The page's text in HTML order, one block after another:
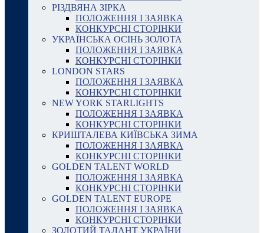
РІЗДВЯНА ЗІРКА
ПОЛОЖЕННЯ І ЗАЯВКА
КОНКУРСНІ СТОРІНКИ
УКРАЇНСЬКА ОСІНЬ ЗОЛОТА
ПОЛОЖЕННЯ І ЗАЯВКА
КОНКУРСНІ СТОРІНКИ
LONDON STARS
ПОЛОЖЕННЯ І ЗАЯВКА
КОНКУРСНІ СТОРІНКИ
NEW YORK STARLIGHTS
ПОЛОЖЕННЯ І ЗАЯВКА
КОНКУРСНІ СТОРІНКИ
КРИШТАЛЕВА КИЇВСЬКА ЗИМА
ПОЛОЖЕННЯ І ЗАЯВКА
КОНКУРСНІ СТОРІНКИ
GOLDEN TALENT WORLD
ПОЛОЖЕННЯ І ЗАЯВКА
КОНКУРСНІ СТОРІНКИ
GOLDEN TALENT EUROPE
ПОЛОЖЕННЯ І ЗАЯВКА
КОНКУРСНІ СТОРІНКИ
ЗОЛОТИЙ ТАЛАНТ УКРАЇНИ